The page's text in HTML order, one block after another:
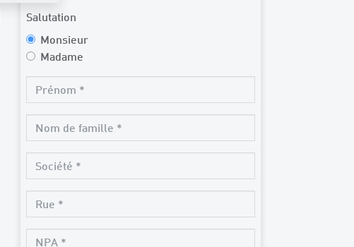
Salutation
Monsieur
Madame